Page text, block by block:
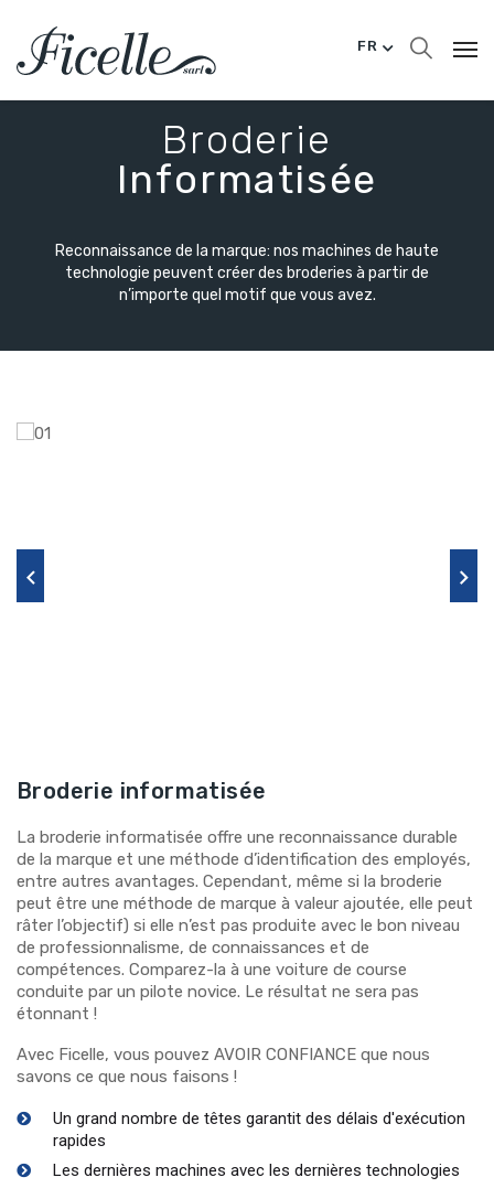
FR
Broderie
Informatisée
Reconnaissance de la marque: nos machines de haute
technologie peuvent créer des broderies à partir de
n’importe quel motif que vous avez.
Broderie informatisée
La broderie informatisée offre une reconnaissance durable
de la marque et une méthode d’identification des employés,
entre autres avantages. Cependant, même si la broderie
peut être une méthode de marque à valeur ajoutée, elle peut
râter l’objectif) si elle n’est pas produite avec le bon niveau
de professionnalisme, de connaissances et de
compétences. Comparez-la à une voiture de course
conduite par un pilote novice. Le résultat ne sera pas
étonnant !
Avec Ficelle, vous pouvez AVOIR CONFIANCE que nous
savons ce que nous faisons !
Un grand nombre de têtes garantit des délais d'exécution
rapides
Les dernières machines avec les dernières technologies